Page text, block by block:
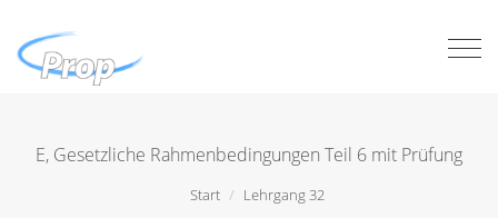
E, Gesetzliche Rahmenbedingungen Teil 6 mit Prüfung
Start Lehrgang 32